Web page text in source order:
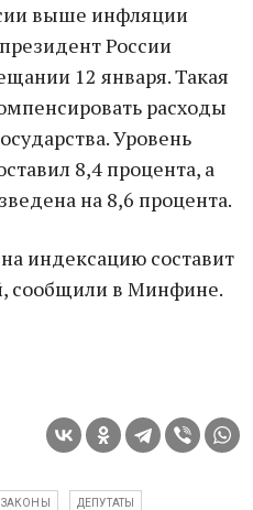
выше инфляции
России
12 января. Такая
расходы
Уровень
8,4 процента, а
на 8,6 процента.
индексацию составит
сообщили в Минфине.
ЗАКОНЫ ДЕПУТАТЫ